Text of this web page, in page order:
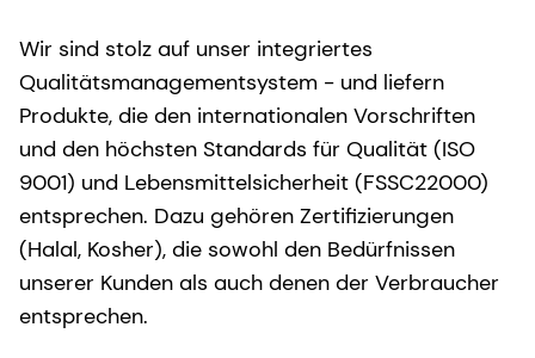
Wir sind stolz auf unser integriertes
Qualitätsmanagementsystem - und liefern
Produkte, die den internationalen Vorschriften
und den höchsten Standards für Qualität (ISO
9001) und Lebensmittelsicherheit (FSSC22000)
entsprechen. Dazu gehören Zertifizierungen
(Halal, Kosher), die sowohl den Bedürfnissen
unserer Kunden als auch denen der Verbraucher
entsprechen.